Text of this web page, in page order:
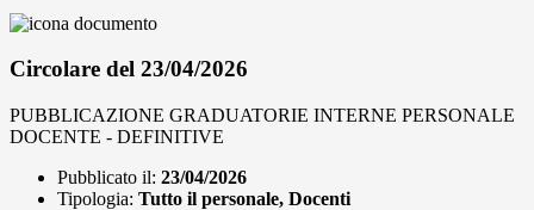
Circolare del 23/04/2026
PUBBLICAZIONE GRADUATORIE INTERNE PERSONALE
DOCENTE - DEFINITIVE
Pubblicato il: 23/04/2026
Tipologia: Tutto il personale, Docenti